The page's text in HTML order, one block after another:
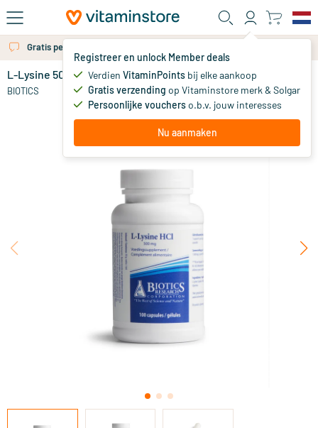
Ga naar de hoofdinhoud
Registreer en unlock Member deals
Verdien VitaminPoints bij elke aankoop
Gratis verzending op Vitaminstore merk & Solgar
Persoonlijke voucherso.b.v. jouw interesses
Nu aanmaken
Gratis persoonlijk advies via chat of email
L-Lysine 500 mg
BIOTICS